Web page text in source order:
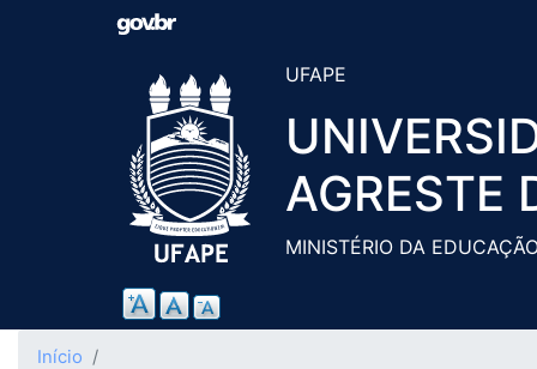
UFAPE
AGRESTE
MINISTÉRIO DA
Início